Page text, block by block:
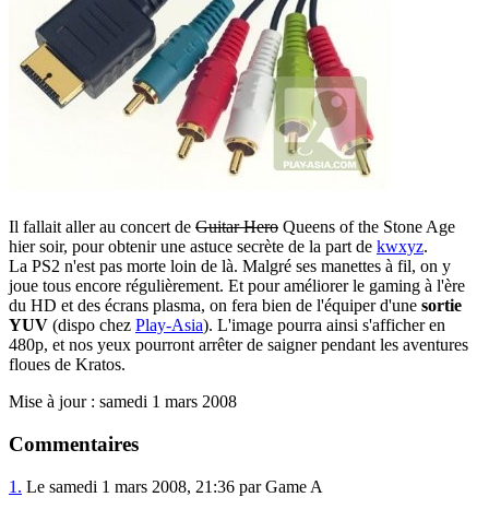
Il fallait aller au concert de Guitar Hero Queens of the Stone Age
hier soir, pour obtenir une astuce secrète de la part de kwxyz.
La PS2 n'est pas morte loin de là. Malgré ses manettes à fil, on y
joue tous encore régulièrement. Et pour améliorer le gaming à l'ère
du HD et des écrans plasma, on fera bien de l'équiper d'une sortie
YUV (dispo chez Play-Asia). L'image pourra ainsi s'afficher en
480p, et nos yeux pourront arrêter de saigner pendant les aventures
floues de Kratos.
Mise à jour : samedi 1 mars 2008
Commentaires
1. Le samedi 1 mars 2008, 21:36 par Game A